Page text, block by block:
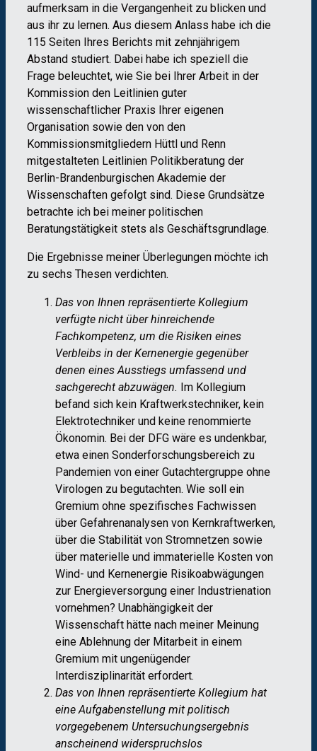
aufmerksam in die Vergangenheit zu blicken und
aus ihr zu lernen. Aus diesem Anlass habe ich die
115 Seiten Ihres Berichts mit zehnjährigem
Abstand studiert. Dabei habe ich speziell die
Frage beleuchtet, wie Sie bei Ihrer Arbeit in der
Kommission den Leitlinien guter
wissenschaftlicher Praxis Ihrer eigenen
Organisation sowie den von den
Kommissionsmitgliedern Hüttl und Renn
mitgestalteten Leitlinien Politikberatung der
Berlin-Brandenburgischen Akademie der
Wissenschaften gefolgt sind. Diese Grundsätze
betrachte ich bei meiner politischen
Beratungstätigkeit stets als Geschäftsgrundlage.
Die Ergebnisse meiner Überlegungen möchte ich
zu sechs Thesen verdichten.
Das von Ihnen repräsentierte Kollegium
verfügte nicht über hinreichende
Fachkompetenz, um die Risiken eines
Verbleibs in der Kernenergie gegenüber
denen eines Ausstiegs umfassend und
sachgerecht abzuwägen. Im Kollegium
befand sich kein Kraftwerkstechniker, kein
Elektro​techniker und keine renommierte
Ökonomin. Bei der DFG wäre es undenkbar,
etwa einen Sonder​forschungsbereich zu
Pandemien von einer Gutachtergruppe ohne
Virologen zu begutachten. Wie soll ein
Gremium ohne spezifisches Fachwissen
über Gefahrenanalysen von Kernkraftwerken,
über die Stabilität von Stromnetzen sowie
über materielle und immaterielle Kosten von
Wind- und Kernenergie Risikoabwägungen
zur Energieversorgung einer Industrienation
vornehmen? Unabhängigkeit der
Wissenschaft hätte nach meiner Meinung
eine Ablehnung der Mitarbeit in einem
Gremium mit ungenügender
Interdisziplinarität erfordert.
Das von Ihnen repräsentierte Kollegium hat
eine Aufgabenstellung mit politisch
vorgegebenem Untersuchungsergebnis
anscheinend widerspruchslos